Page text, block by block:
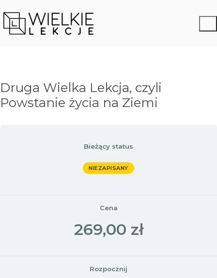
Druga Wielka Lekcja, czyli
Powstanie życia na Ziemi
Bieżący status
NIEZAPISANY
Cena
269,00 zł
Rozpocznij